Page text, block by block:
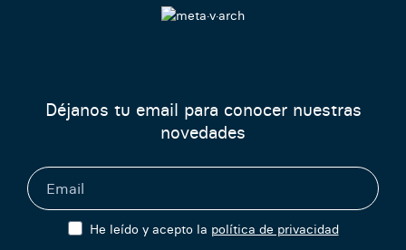
Déjanos tu email para conocer nuestras
novedades
He leído y acepto la política de privacidad